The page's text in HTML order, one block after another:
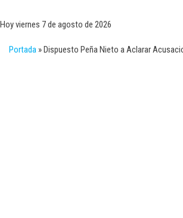
Hoy viernes 7 de agosto de 2026
Portada »Dispuesto Peña Nieto a Aclarar